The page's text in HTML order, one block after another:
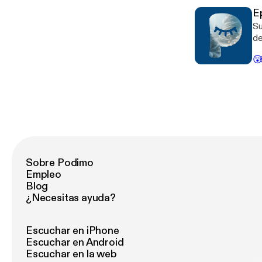
el
😲
Sobre Podimo
Empleo
Blog
¿Necesitas ayuda?
Escuchar en iPhone
Escuchar en Android
Escuchar en la web